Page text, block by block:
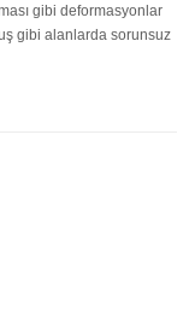
gibi deformasyonlar
gibi alanlarda sorunsuz